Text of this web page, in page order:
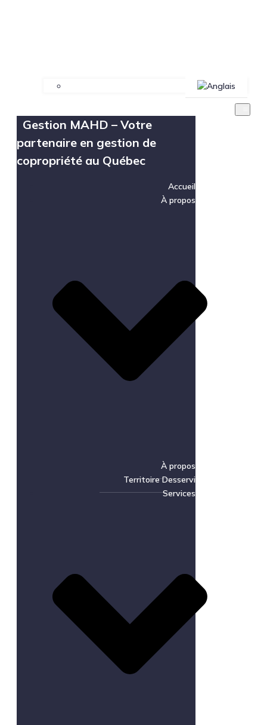
Gestion MAHD – Votre
partenaire en gestion de
copropriété au Québec
Accueil
À propos
À propos
Territoire Desservi
Services